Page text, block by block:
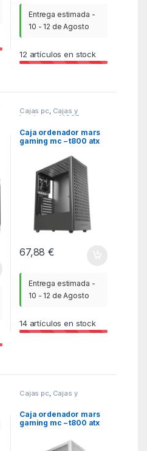
Entrega estimada -
10 - 12 de Agosto
12 artículos en stock
Cajas pc, Cajas y
barebones MGSR
Caja ordenador mars
gaming mc – t800 atx
67,88€
Entrega estimada -
10 - 12 de Agosto
14artículos en stock
Cajas pc Cajas y
barebones MGSR
Caja ordenador mars
gaming mc – t800 atx